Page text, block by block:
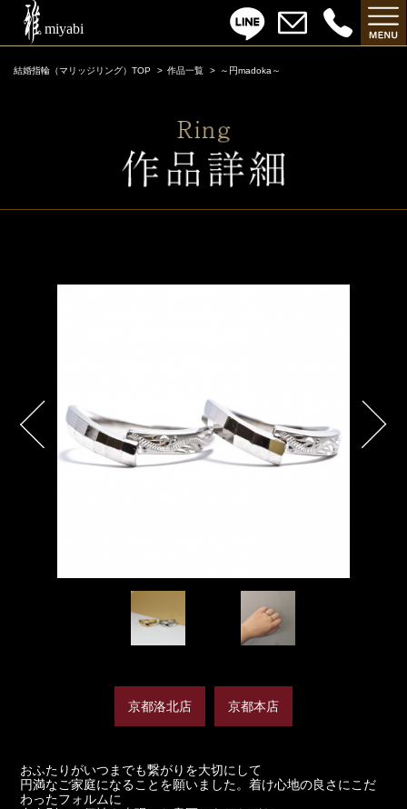
結婚指輪（マリッジリング）TOP 作品一覧 ～円madoka～
京都洛北店 京都本店
おふたりがいつまでも繋がりを大切にして
円満なご家庭になることを願いました。着け心地の良さにこだ
わったフォルムに